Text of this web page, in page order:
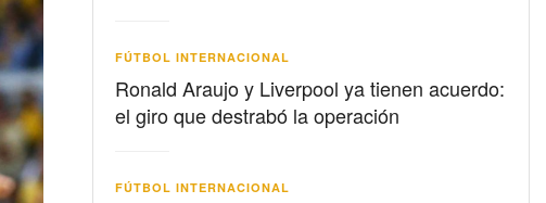
FÚTBOL INTERNACIONAL
Ronald Araujo y Liverpool ya tienen acuerdo:
el giro que destrabó la operación
FÚTBOL INTERNACIONAL